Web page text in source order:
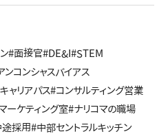
#面接官#DE&I #STEM
ンコンシャスバイアス
ャリアパス#コンサルティング営業
ーケティング室#ナリコマの職場
採用#中部セントラルキッチン